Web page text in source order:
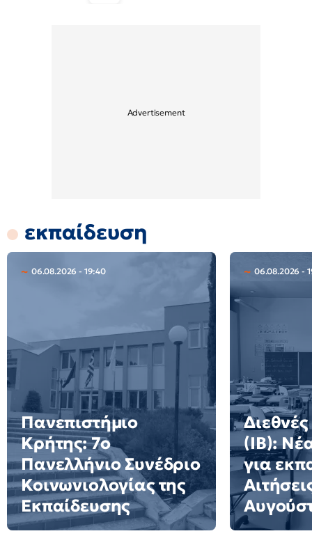
εκπαίδευση
06.08.2026 - 19:40
Πανεπιστήμιο
Κρήτης: 7ο
Πανελλήνιο Συνέδριο
Κοινωνιολογίας της
Εκπαίδευσης
06.08.2026 -
(IB):
για